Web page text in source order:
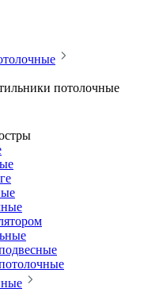
потолочные